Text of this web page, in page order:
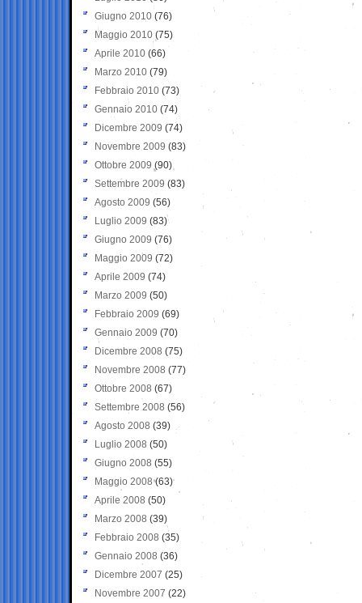
Giugno 2010 (76)
Maggio 2010 (75)
Aprile 2010 (66)
Marzo 2010 (79)
Febbraio 2010 (73)
Gennaio 2010 (74)
Dicembre 2009 (74)
Novembre 2009 (83)
Ottobre 2009 (90)
Settembre 2009 (83)
Agosto 2009 (56)
Luglio 2009 (83)
Giugno 2009 (76)
Maggio 2009 (72)
Aprile 2009 (74)
Marzo 2009 (50)
Febbraio 2009 (69)
Gennaio 2009 (70)
Dicembre 2008 (75)
Novembre 2008 (77)
Ottobre 2008 (67)
Settembre 2008 (56)
Agosto 2008 (39)
Luglio 2008 (50)
Giugno 2008 (55)
Maggio 2008(63)
Aprile 2008 (50)
Marzo 2008 (39)
Febbraio 2008 (35)
Gennaio 2008 (36)
Dicembre 2007 (25)
Novembre 2007 (22)